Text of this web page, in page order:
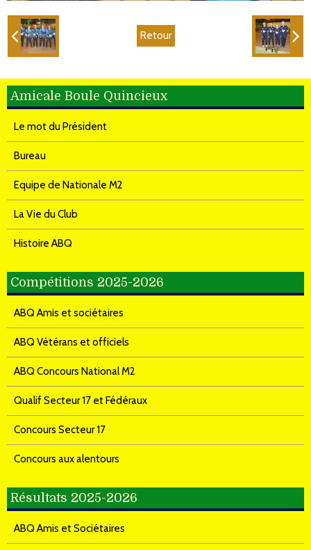
Retour
Amicale Boule Quincieux
Le mot du Président
Bureau
Equipe de Nationale M2
La Vie du Club
Histoire ABQ
Compétitions 2025-2026
ABQ Amis et sociétaires
ABQ Vétérans et officiels
ABQ Concours National M2
Qualif Secteur 17 et Fédéraux
Concours Secteur 17
Concours aux alentours
Résultats 2025-2026
ABQ Amis et Sociétaires